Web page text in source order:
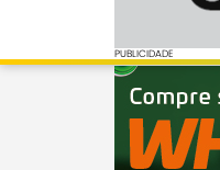
PUBLICIDADE
PUBLICIDADE